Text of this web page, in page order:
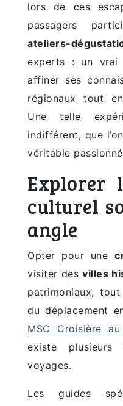
lors de ces
passagers
ateliers-
experts : un vrai
affiner ses
régionaux tout
Une telle
indifférent, que
véritable
Explorer
culturel
angle
Opter pour une
visiter des villes
patrimoniaux,
du déplacement
MSC Croisière
existe plusieurs
voyages.
Les guides